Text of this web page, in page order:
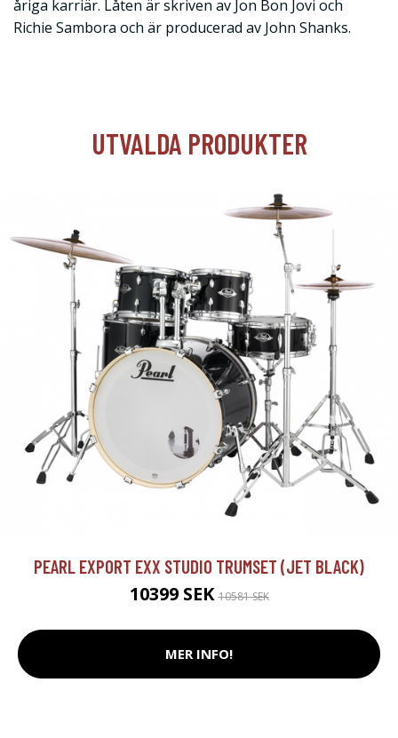
åriga karriär. Låten är skriven av Jon Bon Jovi och
Richie Sambora och är producerad av John Shanks.
UTVALDA PRODUKTER
PEARL EXPORT EXX STUDIO TRUMSET (JET BLACK)
10399 SEK10581 SEK
MER INFO!